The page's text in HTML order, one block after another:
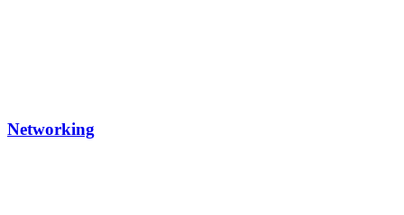
Networking